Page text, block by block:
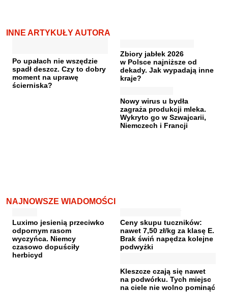
INNE ARTYKUŁY AUTORA
Po upałach nie wszędzie
spadł deszcz. Czy to dobry
moment na uprawę
ścierniska?
Zbiory jabłek 2026
w Polsce najniższe od
dekady. Jak wypadają inne
kraje?
Nowy wirus u bydła
zagraża produkcji mleka.
Wykryto go w Szwajcarii,
Niemczech i Francji
NAJNOWSZE WIADOMOŚCI
Luximo jesienią przeciwko
odpornym rasom
wyczyńca. Niemcy
czasowo dopuściły
herbicyd
Ceny skupu tuczników:
nawet 7,50 zł/kg za klasę E.
Brak świń napędza kolejne
podwyżki
Kleszcze czają się nawet
na podwórku. Tych miejsc
na ciele nie wolno pominąć